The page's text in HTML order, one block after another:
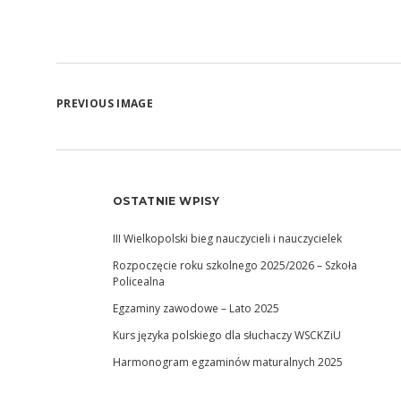
PREVIOUS IMAGE
OSTATNIE WPISY
III Wielkopolski bieg nauczycieli i nauczycielek
Rozpoczęcie roku szkolnego 2025/2026 – Szkoła
Policealna
Egzaminy zawodowe – Lato 2025
Kurs języka polskiego dla słuchaczy WSCKZiU
Harmonogram egzaminów maturalnych 2025